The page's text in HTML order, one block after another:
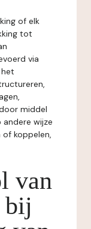
of elk
tot
via
middel
wijze
of koppelen,
van
bij